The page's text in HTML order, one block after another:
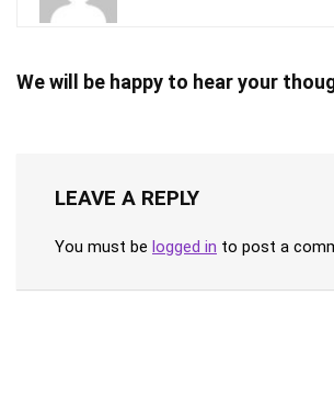
We will be happy to hear your
LEAVE A REPLY
You must be logged in to post a